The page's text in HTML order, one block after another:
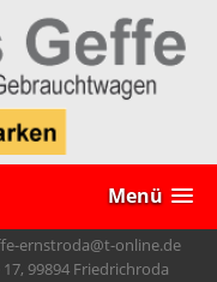
Menü
ernstroda@t-online.de
99894 Friedrichroda